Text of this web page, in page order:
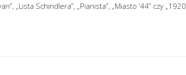
„Lista Schindlera”, „Pianista”, „Miasto ‘44” czy „1920.